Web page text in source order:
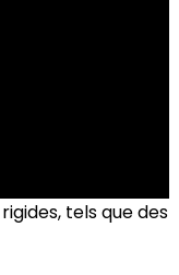
tels que des